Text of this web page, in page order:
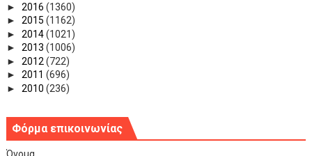
► 2016 (1360)
► 2015 (1162)
► 2014(1021)
► 2013 (1006)
► 2012 (722)
► 2011 (696)
► 2010 (236)
Φόρμα επικοινωνίας